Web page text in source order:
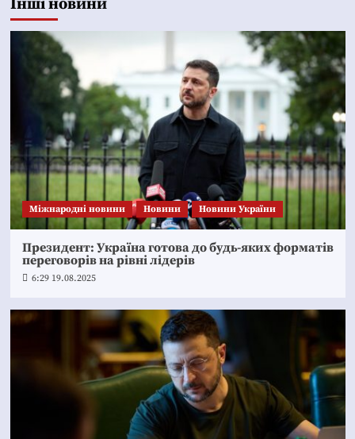
Інші новини
Міжнародні новини Новини Новини України
Президент: Україна готова до будь-яких форматів
переговорів на рівні лідерів
6:29 19.08.2025